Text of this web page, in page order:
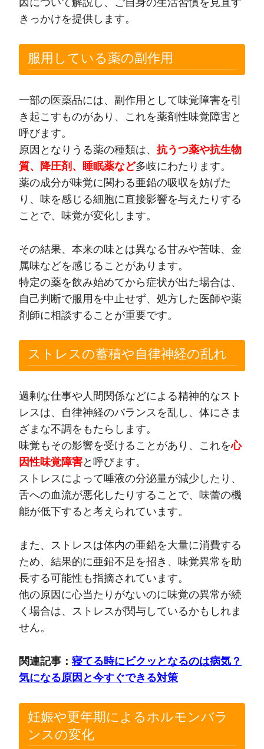
因について解説し、ご自身の生活習慣を見直す
きっかけを提供します。
服用している薬の副作用
一部の医薬品には、副作用として味覚障害を引
き起こすものがあり、これを薬剤性味覚障害と
呼びます。
原因となりうる薬の種類は、 抗うつ薬や抗生物
質、降圧剤、睡眠薬など多岐にわたります。
薬の成分が味覚に関わる亜鉛の吸収を妨げた
り、味を感じる細胞に直接影響を与えたりする
ことで、味覚が変化します。
その結果、本来の味とは異なる甘みや苦味、金
属味などを感じることがあります。
特定の薬を飲み始めてから症状が出た場合は、
自己判断で服用を中止せず、処方した医師や薬
剤師に相談することが重要です。
ストレスの蓄積や自律神経の乱れ
過剰な仕事や人間関係などによる精神的なスト
レスは、自律神経のバランスを乱し、体にさま
ざまな不調をもたらします。
味覚もその影響を受けることがあり、これを心
因性味覚障害と呼びます。
ストレスによって唾液の分泌量が減少したり、
舌への血流が悪化したりすることで、味蕾の機
能が低下すると考えられています。
また、ストレスは体内の亜鉛を大量に消費する
ため、結果的に亜鉛不足を招き、味覚異常を助
長する可能性も指摘されています。
他の原因に心当たりがないのに味覚の異常が続
く場合は、ストレスが関与しているかもしれま
せん。
関連記事：寝てる時にビクッとなるのは病気？
気になる原因と今すぐできる対策
妊娠や更年期によるホルモンバラ
ンスの変化